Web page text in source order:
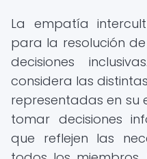
La empatía
para la resolución
decisiones
considera las
representadas en su
tomar decisiones
que reflejen las